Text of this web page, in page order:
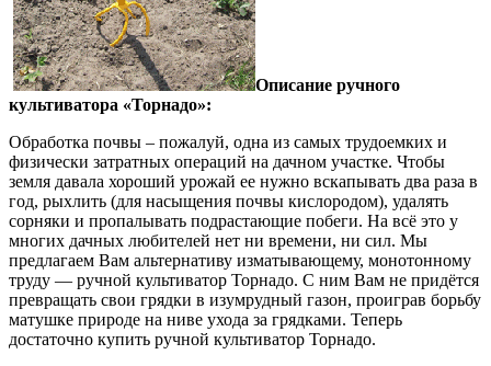
Описание ручного
культиватора «Торнадо»:
Обработка почвы – пожалуй, одна из самых трудоемких и
физически затратных операций на дачном участке. Чтобы
земля давала хороший урожай ее нужно вскапывать два раза в
год, рыхлить (для насыщения почвы кислородом), удалять
сорняки и пропалывать подрастающие побеги. На всё это у
многих дачных любителей нет ни времени, ни сил. Мы
предлагаем Вам альтернативу изматывающему, монотонному
труду — ручной культиватор Торнадо. С ним Вам не придётся
превращать свои грядки в изумрудный газон, проиграв борьбу
матушке природе на ниве ухода за грядками. Теперь
достаточно купить ручной культиватор Торнадо.